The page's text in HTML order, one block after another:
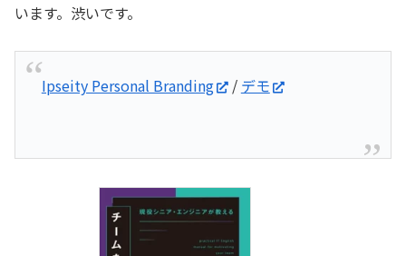
います。渋いです。
Ipseity Personal Branding / デモ